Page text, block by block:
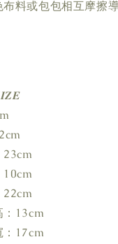
料或包包相互摩擦導
23cm
10cm
22cm
：13cm
：17cm